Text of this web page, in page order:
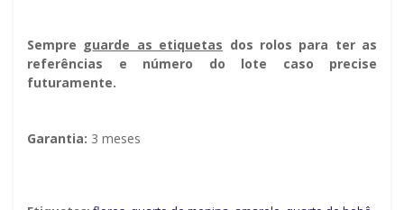
Sempre guarde as etiquetas dos rolos para ter as
referências e número do lote caso precise
futuramente.
Garantia: 3 meses